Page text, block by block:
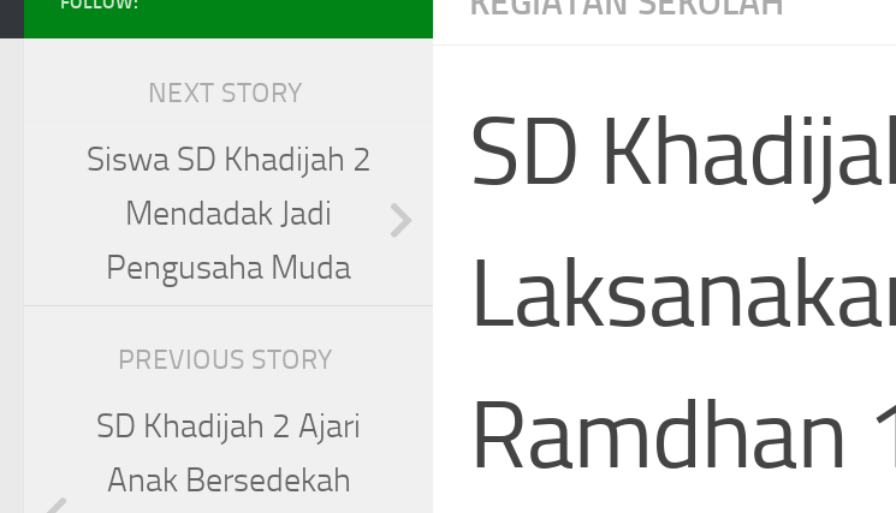
SD
Ramdhan
NEXT STORY
Siswa SD Khadijah 2
Mendadak Jadi
Pengusaha Muda
PREVIOUS STORY
SD Khadijah 2 Ajari
Anak Bersedekah